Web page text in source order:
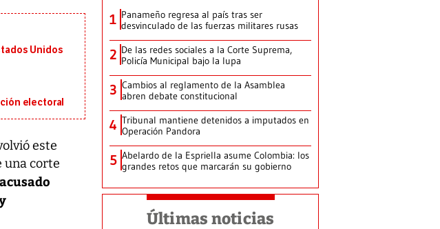
Unidos
electoral
este
una corte
1 Panameño regresa al país tras ser
desvinculado de las fuerzas militares rusas
2 De las redes sociales a la Corte Suprema,
Policía Municipal bajo la lupa
3 Cambios al reglamento de la Asamblea
abren debate constitucional
4 Tribunal mantiene detenidos a imputados en
Operación Pandora
5 Abelardo de la Espriella asume Colombia: los
grandes retos que marcarán su gobierno
Últimas noticias